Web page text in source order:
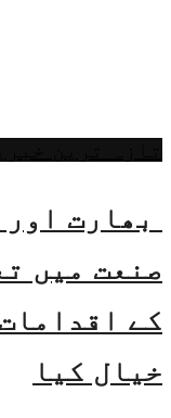
بھارت
صنعت میں
کے
خیال کیا